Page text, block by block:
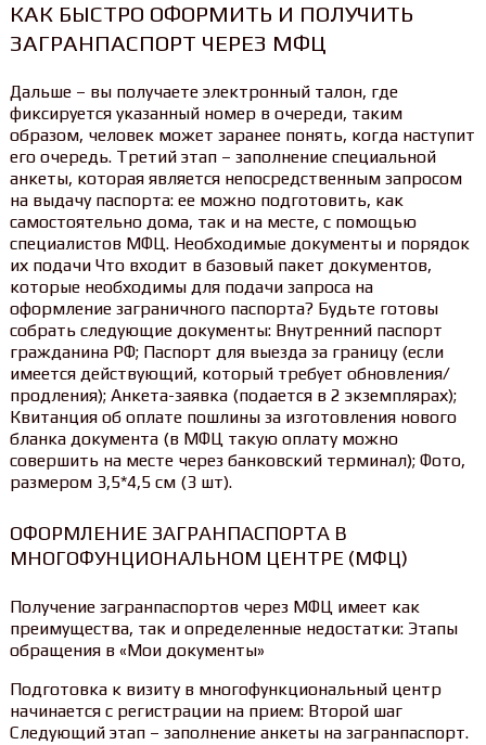
КАК БЫСТРО ОФОРМИТЬ И ПОЛУЧИТЬ
ЗАГРАНПАСПОРТ ЧЕРЕЗ МФЦ
Дальше – вы получаете электронный талон, где
фиксируется указанный номер в очереди, таким
образом, человек может заранее понять, когда наступит
его очередь. Третий этап – заполнение специальной
анкеты, которая является непосредственным запросом
на выдачу паспорта: ее можно подготовить, как
самостоятельно дома, так и на месте, с помощью
специалистов МФЦ. Необходимые документы и порядок
их подачи Что входит в базовый пакет документов,
которые необходимы для подачи запроса на
оформление заграничного паспорта? Будьте готовы
собрать следующие документы: Внутренний паспорт
гражданина РФ; Паспорт для выезда за границу (если
имеется действующий, который требует обновления/
продления); Анкета-заявка (подается в 2 экземплярах);
Квитанция об оплате пошлины за изготовления нового
бланка документа (в МФЦ такую оплату можно
совершить на месте через банковский терминал); Фото,
размером 3,5*4,5 см (3 шт).
ОФОРМЛЕНИЕ ЗАГРАНПАСПОРТА В
МНОГОФУНЦИОНАЛЬНОМ ЦЕНТРЕ (МФЦ)
Получение загранпаспортов через МФЦ имеет как
преимущества, так и определенные недостатки: Этапы
обращения в «Мои документы»
Подготовка к визиту в многофункциональный центр
начинается с регистрации на прием: Второй шаг
Следующий этап – заполнение анкеты на загранпаспорт.